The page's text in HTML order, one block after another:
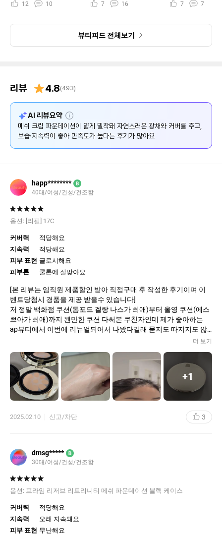
12 10 7 16 7 7
뷰티피드 전체보기
리뷰 4.8(493)
AI 리뷰요약 설
명
메쉬 크림 파운데이션이 얇게 밀착돼 자연스러운 광채와 커버를 주고,
보습·지속력이 좋아 만족도가 높다는 후기가 많아요
happ******** B
40대/여성/건성/건조함
옵션: [리필] 17C
커버력
적당해요
지속력
적당해요
피부 표현 글로시해요
피부톤
쿨톤에 잘맞아요
[본 리뷰는 임직원 제품할인 받아 직접구매 후 작성한 후기이며 이
벤트당첨시 경품을 제공 받을수 있습니다]
저 정말 백화점 쿠션(톰포드 겔랑 나스가 최애)부터 올영 쿠션(에스
쁘아가 최애)까지 왠만한 쿠션 다써본 쿠친자인데 제가 좋아하는
ap뷰티에서 이번에 리뉴얼되어서 나왔다길래 묻지도 따지지도 않
을까봐 겉에 스티커는 떼지도 않고 소중히 보관중입니다ㅎ
-[컬러] 밝은톤을 선호해서 17호를 구매해봤는데 핑크빛이나 노란
색이 아니라 맑은 상아색이라 칙칙한 제 피부를 자연스럽고 투명하
게 블렌드인 시켜줘서 생기있어보이게 해주더라구요.
-[텍스쳐] 열자마자 촘촘한 메쉬같은 필터가 보이더라구요. 내장 스
데 이게 유분광이 아니라 뭐라 표현해야하죠 엄청 고급지고 은은한
결되어 놀랐습니다.
-[기타] 어제 아침에 바르고 나가서 하루종일 지친 육아를 하고 돌아
와 거울을 봤는데 얼룩덜룩하지 않을걸 보니 어느정도 톤보정이 지
속되고있고 무엇보다 광이 계속 올라와있어서 피부표현에 너무 만
족했어요. 전 보통은 톤업선크림만 바르고 다닐정도로 두껍고 답답
부가 편하더라구요.
암튼 쓰다보니 무슨 영업하는 사람처럼 글이 길어졌는데 저는 간만
에 너무 만족한 템이고 엄마 사드리기 위해 재구매 예정입니다
더 보기
+1
2025.02.10 신고/차단 3
dmsg***** B
30대/여성/건성/건조함
옵션: 프라임 리저브 리트리니티 메쉬 파운데이션 블랙 케이스
커버력
적당해요
지속력
오래 지속돼요
피부 표현 무난해요